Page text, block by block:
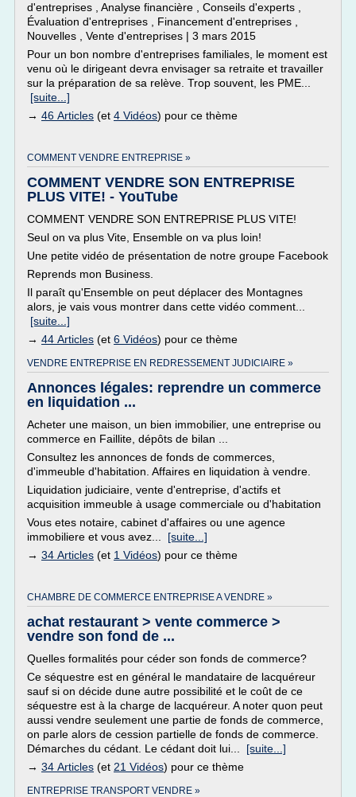
d'entreprises , Analyse financière , Conseils d'experts ,
Évaluation d'entreprises , Financement d'entreprises ,
Nouvelles , Vente d'entreprises | 3 mars 2015
Pour un bon nombre d'entreprises familiales, le moment est
venu où le dirigeant devra envisager sa retraite et travailler
sur la préparation de sa relève. Trop souvent, les PME...
[suite...]
→ 46 Articles (et 4 Vidéos) pour ce thème
COMMENT VENDRE ENTREPRISE »
COMMENT VENDRE SON ENTREPRISE
PLUS VITE! - YouTube
COMMENT VENDRE SON ENTREPRISE PLUS VITE!
Seul on va plus Vite, Ensemble on va plus loin!
Une petite vidéo de présentation de notre groupe Facebook
Reprends mon Business.
Il paraît qu'Ensemble on peut déplacer des Montagnes
alors, je vais vous montrer dans cette vidéo comment...
[suite...]
→ 44 Articles (et 6 Vidéos) pour ce thème
VENDRE ENTREPRISE EN REDRESSEMENT JUDICIAIRE »
Annonces légales: reprendre un commerce
en liquidation ...
Acheter une maison, un bien immobilier, une entreprise ou
commerce en Faillite, dépôts de bilan ...
Consultez les annonces de fonds de commerces,
d'immeuble d'habitation. Affaires en liquidation à vendre.
Liquidation judiciaire, vente d'entreprise, d'actifs et
acquisition immeuble à usage commerciale ou d'habitation
Vous etes notaire, cabinet d'affaires ou une agence
immobiliere et vous avez... [suite...]
→ 34 Articles (et 1 Vidéos) pour ce thème
CHAMBRE DE COMMERCE ENTREPRISE A VENDRE »
achat restaurant > vente commerce >
vendre son fond de ...
Quelles formalités pour céder son fonds de commerce?
Ce séquestre est en général le mandataire de lacquéreur
sauf si on décide dune autre possibilité et le coût de ce
séquestre est à la charge de lacquéreur. A noter quon peut
aussi vendre seulement une partie de fonds de commerce,
on parle alors de cession partielle de fonds de commerce.
Démarches du cédant. Le cédant doit lui... [suite...]
→ 34 Articles (et 21 Vidéos) pour ce thème
ENTREPRISE TRANSPORT VENDRE »